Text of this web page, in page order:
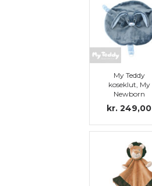
My Teddy
koseklut, My
Newborn
Collection, blå
kanin
kr. 249,00